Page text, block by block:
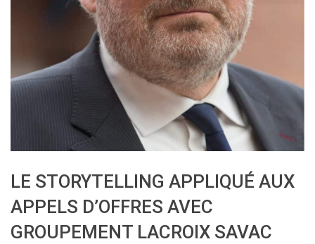
LE STORYTELLING APPLIQUÉ AUX
APPELS D’OFFRES AVEC
GROUPEMENT LACROIX SAVAC